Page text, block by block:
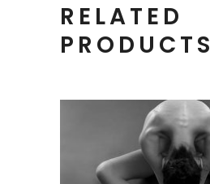
RELATED
PRODUCTS